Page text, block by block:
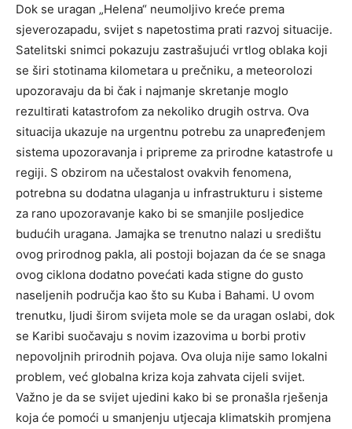
Dok se uragan „Helena“ neumoljivo kreće prema
sjeverozapadu, svijet s napetostima prati razvoj situacije.
Satelitski snimci pokazuju zastrašujući vrtlog oblaka koji
se širi stotinama kilometara u prečniku, a meteorolozi
upozoravaju da bi čak i najmanje skretanje moglo
rezultirati katastrofom za nekoliko drugih ostrva. Ova
situacija ukazuje na urgentnu potrebu za unapređenjem
sistema upozoravanja i pripreme za prirodne katastrofe u
regiji. S obzirom na učestalost ovakvih fenomena,
potrebna su dodatna ulaganja u infrastrukturu i sisteme
za rano upozoravanje kako bi se smanjile posljedice
budućih uragana. Jamajka se trenutno nalazi u središtu
ovog prirodnog pakla, ali postoji bojazan da će se snaga
ovog ciklona dodatno povećati kada stigne do gusto
naseljenih područja kao što su Kuba i Bahami. U ovom
trenutku, ljudi širom svijeta mole se da uragan oslabi, dok
se Karibi suočavaju s novim izazovima u borbi protiv
nepovoljnih prirodnih pojava. Ova oluja nije samo lokalni
problem, već globalna kriza koja zahvata cijeli svijet.
Važno je da se svijet ujedini kako bi se pronašla rješenja
koja će pomoći u smanjenju utjecaja klimatskih promjena